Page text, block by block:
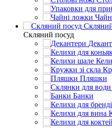
Скляний посуд
Пляшки
Банки